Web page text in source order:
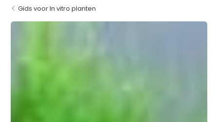
Gids voor In vitro planten